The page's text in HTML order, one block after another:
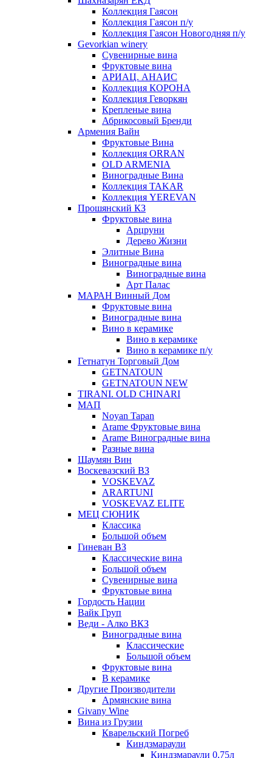
Коллекция Гаясон
Коллекция Гаясон п/у
Коллекция Гаясон Новогодняя п/у
Gevorkian winery
Сувенирные вина
Фруктовые вина
АРИАЦ. АНАИС
Коллекция КОРОНА
Коллекция Геворкян
Крепленые вина
Абрикосовый Бренди
Армения Вайн
Фруктовые Вина
Коллекция ORRAN
OLD ARMENIA
Виноградные Вина
Коллекция TAKAR
Коллекция YEREVAN
Прошянский КЗ
Фруктовые вина
Арцруни
Дерево Жизни
Элитные Вина
Виноградные вина
Виноградные вина
Арт Палас
МАРАН Винный Дом
Фруктовые вина
Виноградные вина
Вино в керамике
Вино в керамике
Вино в керамике п/у
Гетнатун Торговый Дом
GETNATOUN
GETNATOUN NEW
TIRANI. OLD CHINARI
МАП
Noyan Tapan
Arame Фруктовые вина
Arame Виноградные вина
Разные вина
Шаумян Вин
Воскевазский ВЗ
VOSKEVAZ
ARARTUNI
VOSKEVAZ ELITE
МЕЦ СЮНИК
Классика
Большой объем
Гиневан ВЗ
Классические вина
Большой объем
Сувенирные вина
Фруктовые вина
Гордость Нации
Вайк Груп
Веди - Алко ВКЗ
Виноградные вина
Классические
Большой объем
Фруктовые вина
В керамике
Другие Производители
Армянские вина
Givany Wine
Вина из Грузии
Кварельский Погреб
Киндзмараули
Киндзмараули 0,75л